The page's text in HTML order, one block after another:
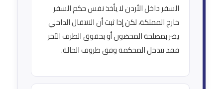
السفر داخل الأردن لا يأخذ نفس حكم السفر
خارج المملكة، لكن إذا ثبت أن الانتقال الداخلي
يضر بمصلحة المحضون أو بحقوق الطرف الآخر
فقد تتدخل المحكمة وفق ظروف الحالة.